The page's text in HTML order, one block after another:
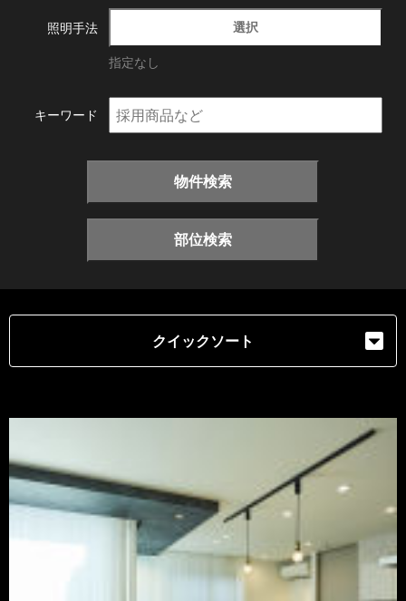
照明手法 選択
指定なし
キーワード
物件検索
部位検索
クイックソート